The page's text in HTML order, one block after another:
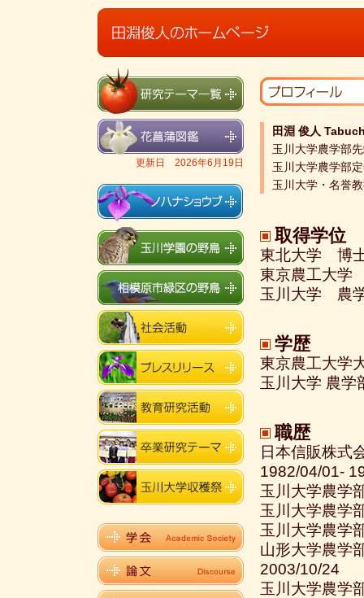
更新日 2026年6月19日
田淵 俊人
玉川大学農学部
玉川大学農学部
玉川大学・名誉
取得学位
東北大学 博
東京農工大学
玉川大学 農
学歴
東京農工大学
玉川大学 農学
職歴
日本信販株
1982/04/01-
玉川大学農学
玉川大学農学
玉川大学農学
山形大学農
2003/10/24
玉川大学農